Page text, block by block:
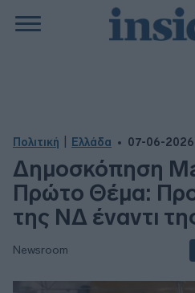
Πολιτική Ελλάδα 07-06-2026
Δημοσκόπηση
Πρώτο Θέμα:
της ΝΔ έναντι
Newsroom